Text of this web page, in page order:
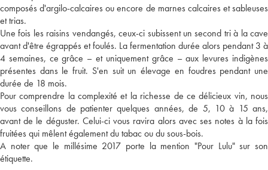
composés d'argilo-calcaires ou encore de marnes calcaires et sableuses
et trias.
Une fois les raisins vendangés, ceux-ci subissent un second tri à la cave
avant d'être égrappés et foulés. La fermentation durée alors pendant 3 à
4 semaines, ce grâce – et uniquement grâce – aux levures indigènes
présentes dans le fruit. S'en suit un élevage en foudres pendant une
durée de 18 mois.
Pour comprendre la complexité et la richesse de ce délicieux vin, nous
vous conseillons de patienter quelques années, de 5, 10 à 15 ans,
avant de le déguster. Celui-ci vous ravira alors avec ses notes à la fois
fruitées qui mêlent également du tabac ou du sous-bois.
A noter que le millésime 2017 porte la mention "Pour Lulu" sur son
étiquette.